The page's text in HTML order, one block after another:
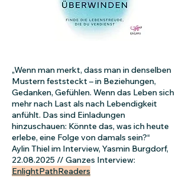
„Wenn man merkt, dass man in denselben
Mustern feststeckt – in Beziehungen,
Gedanken, Gefühlen. Wenn das Leben sich
mehr nach Last als nach Lebendigkeit
anfühlt. Das sind Einladungen
hinzuschauen: Könnte das, was ich heute
erlebe, eine Folge von damals sein?“
Aylin Thiel im Interview, Yasmin Burgdorf,
22.08.2025 // Ganzes Interview:
EnlightPathReaders